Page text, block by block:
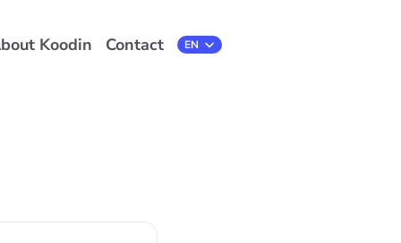
Koodin Contact Select Language
EN